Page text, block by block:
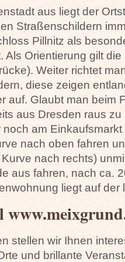
aus liegt der
Straßenschildern
Pillnitz als
Als Orientierung gilt
Weiter richtet
diese zeigen
auf. Glaubt man beim
aus Dresden raus
noch am
nach oben fahren
nach rechts)
aus fahren, nach ca.
liegt auf der
stellen wir Ihnen
und brillante